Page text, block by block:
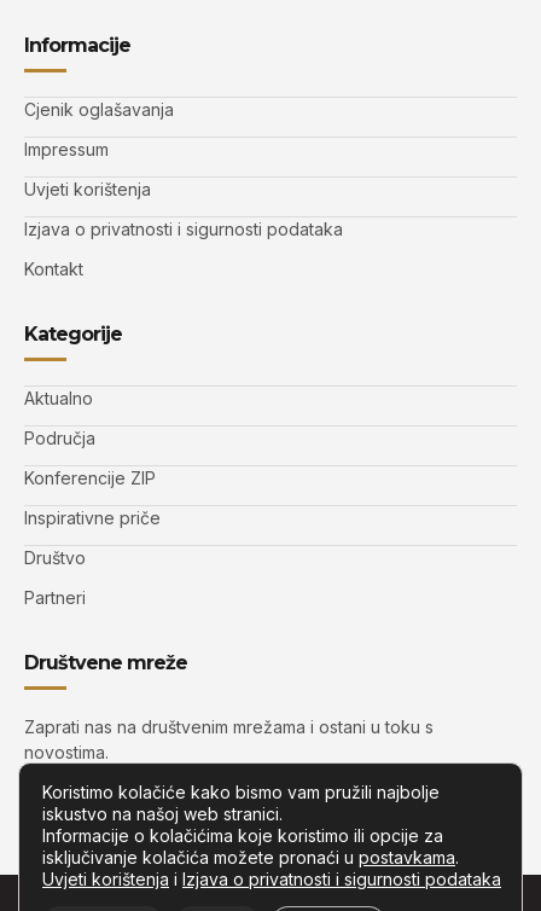
Informacije
Cjenik oglašavanja
Impressum
Uvjeti korištenja
Izjava o privatnosti i sigurnosti podataka
Kontakt
Kategorije
Aktualno
Područja
Konferencije ZIP
Inspirativne priče
Društvo
Partneri
Društvene mreže
Zaprati nas na društvenim mrežama i ostani u toku s
novostima.
Zip.com.hr– Sva prava pridržana.
Koristimo kolačiće kako bismo vam pružili najbolje
iskustvo na našoj web stranici.
Informacije o kolačićima koje koristimo ili opcije za
isključivanje kolačića možete pronaći u postavkama.
Uvjeti korištenja i Izjava o privatnosti i sigurnosti podataka